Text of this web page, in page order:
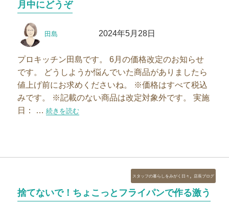
月中にどうぞ
稿
田島 2024年5月28日
プロキッチン田島です。 6月の価格改定のお知らせ
です。 どうしようか悩んでいた商品がありましたら
値上げ前にお求めくださいね。 ※価格はすべて税込
みです。 ※記載のない商品は改定対象外です。 実施
日： …“【6月価格改定】父の日おすすめアイテムは5月中にどうぞ”
続きを読む
捨てないで！ちょこっとフライパンで作る激う
カ
テ
ゴ
スタッフの暮らしをみがく日々 店長ブログ